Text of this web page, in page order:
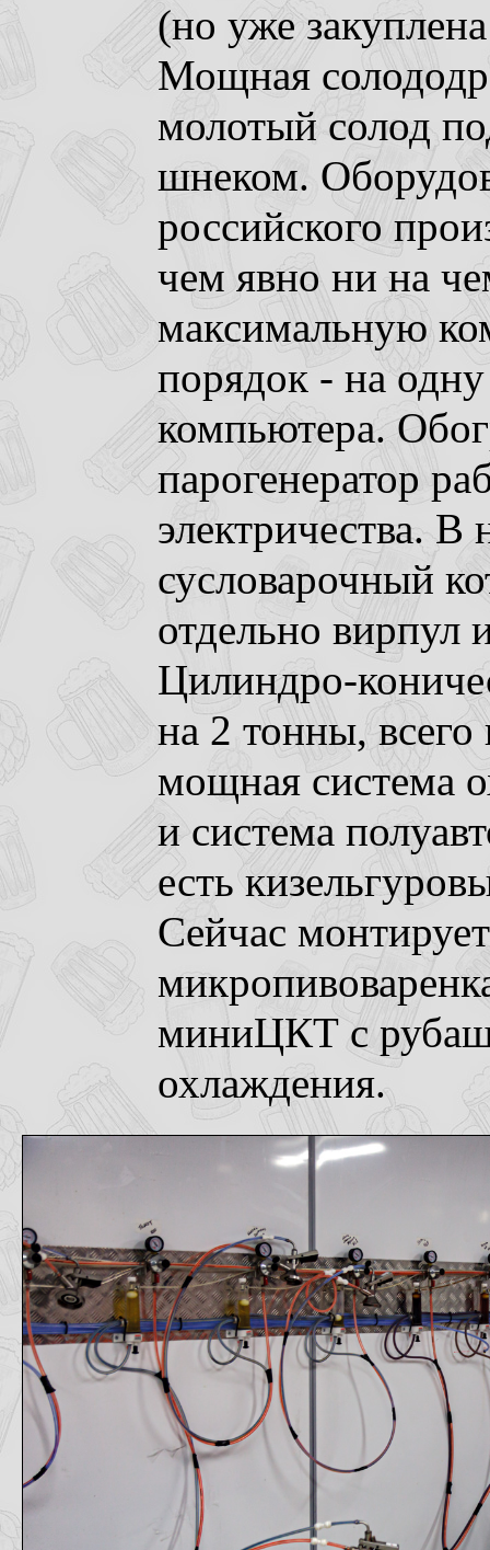
(но уже
Мощная
молотый солод
шнеком.
российского
чем явно ни на
максимальную
порядок - на
компьютера.
парогенератор
электричества. В
сусловарочный
отдельно вирпул
Цилиндро-
на 2 тонны,
мощная система
и система
есть
Сейчас
миниЦКТ с
охлаждения.